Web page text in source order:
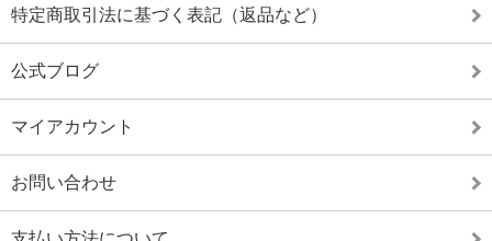
特定商取引法に基づく表記（返品など）
公式ブログ
マイアカウント
お問い合わせ